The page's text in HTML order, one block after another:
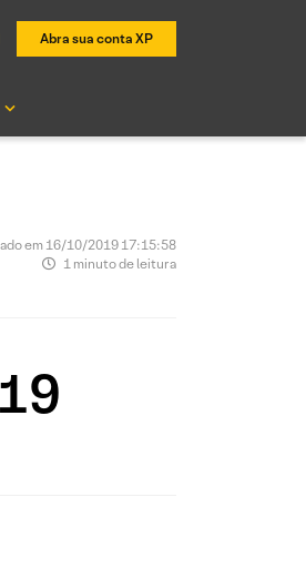
Abra sua conta XP
em 16/10/2019 17:15:58
1 minuto de leitura